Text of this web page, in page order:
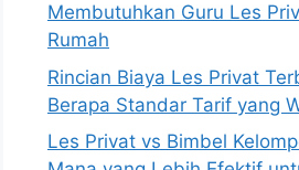
Membutuhkan Guru Les
Rumah
Rincian Biaya Les Privat
Berapa Standar Tarif yang
Les Privat vs Bimbel